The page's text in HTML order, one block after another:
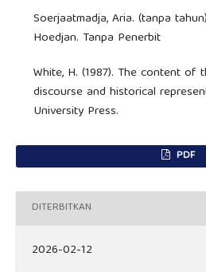
Soerjaatmadja, Aria. (tanpa
Hoedjan. Tanpa Penerbit
White, H. (1987). The content of
discourse and historical
University Press.
PDF
DITERBITKAN
2026-02-12